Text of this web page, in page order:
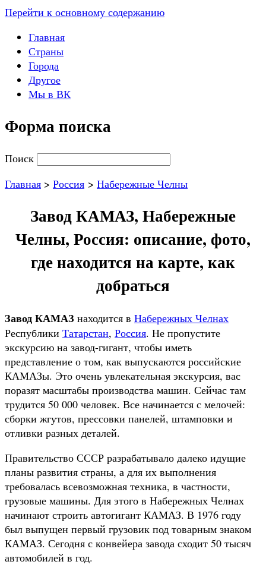
Перейти к основному содержанию
Главная
Страны
Города
Другое
Мы в ВК
Форма поиска
Поиск
Главная > Россия > Набережные Челны
Завод КАМАЗ, Набережные
Челны, Россия: описание, фото,
где находится на карте, как
добраться
Завод КАМАЗ находится в Набережных Челнах
Республики Татарстан, Россия. Не пропустите
экскурсию на завод-гигант, чтобы иметь
представление о том, как выпускаются российские
КАМАЗы. Это очень увлекательная экскурсия, вас
поразят масштабы производства машин. Сейчас там
трудится 50 000 человек. Все начинается с мелочей:
сборки жгутов, прессовки панелей, штамповки и
отливки разных деталей.
Правительство СССР разрабатывало далеко идущие
планы развития страны, а для их выполнения
требовалась всевозможная техника, в частности,
грузовые машины. Для этого в Набережных Челнах
начинают строить автогигант КАМАЗ. В 1976 году
был выпущен первый грузовик под товарным знаком
КАМАЗ. Сегодня с конвейера завода сходит 50 тысяч
автомобилей в год.